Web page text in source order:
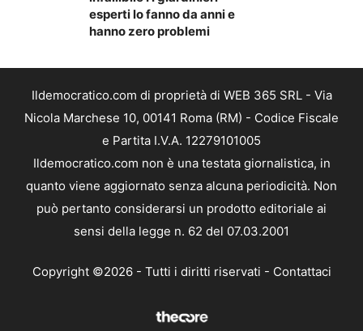
esperti lo fanno da anni e
hanno zero problemi
Ildemocratico.com di proprietà di WEB 365 SRL - Via
Nicola Marchese 10, 00141 Roma (RM) - Codice Fiscale
e Partita I.V.A. 12279101005
Ildemocratico.com non è una testata giornalistica, in
quanto viene aggiornato senza alcuna periodicità. Non
può pertanto considerarsi un prodotto editoriale ai
sensi della legge n. 62 del 07.03.2001
Copyright ©2026 - Tutti i diritti riservati - Contattaci